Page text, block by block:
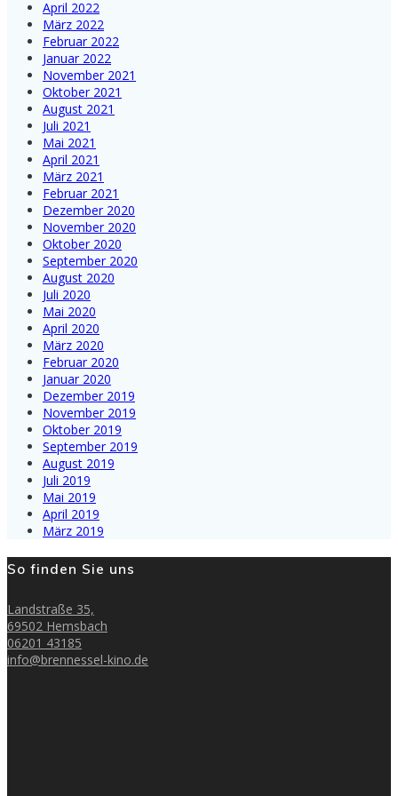
April 2022
März 2022
Februar 2022
Januar 2022
November 2021
Oktober 2021
August 2021
Juli 2021
Mai 2021
April 2021
März 2021
Februar 2021
Dezember 2020
November 2020
Oktober 2020
September 2020
August 2020
Juli 2020
Mai 2020
April 2020
März 2020
Februar 2020
Januar 2020
Dezember 2019
November 2019
Oktober 2019
September 2019
August 2019
Juli 2019
Mai 2019
April 2019
März 2019
So finden Sie uns
Landstraße 35,
69502 Hemsbach
06201 43185
info@brennessel-kino.de